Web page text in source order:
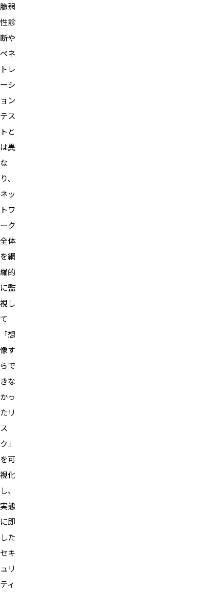
脆弱
性診
断や
ペネ
トレ
ーシ
ョン
テス
トと
は異
な
り、
ネッ
トワ
ーク
全体
を網
羅的
に監
視し
て
「想
像す
らで
きな
かっ
たリ
ス
ク」
を可
視化
し、
実態
に即
した
セキ
ュリ
ティ